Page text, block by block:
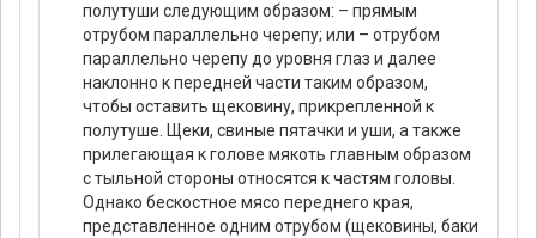
полутуши следующим образом: – прямым
отрубом параллельно черепу; или – отрубом
параллельно черепу до уровня глаз и далее
наклонно к передней части таким образом,
чтобы оставить щековину, прикрепленной к
полутуше. Щеки, свиные пятачки и уши, а также
прилегающая к голове мякоть главным образом
с тыльной стороны относятся к частям головы.
Однако бескостное мясо переднего края,
представленное одним отрубом (щековины, баки